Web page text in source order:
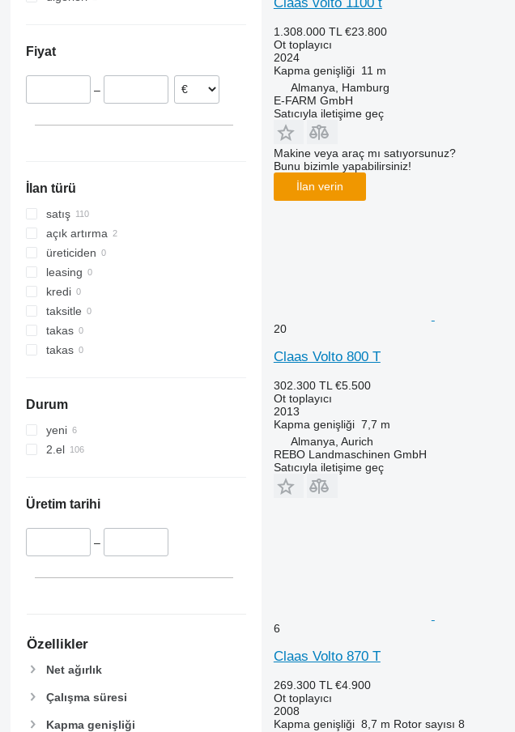
Norveç
Hollanda
Fiyat
–
İlan türü
satış
açık artırma
üreticiden
leasing
kredi
taksitle
takas
takas
Durum
yeni
2.el
Üretim tarihi
–
Özellikler
Net ağırlık
Çalışma süresi
Kapma genişliği
1.308.000 TL €23.800
Ot toplayıcı
2024
Kapma genişliği 11 m
Almanya, Hamburg
E-FARM GmbH
Satıcıyla iletişime geç
Makine veya araç mı satıyorsunuz?
Bunu bizimle yapabilirsiniz!
İlan verin
20
Claas Volto 800 T
302.300 TL €5.500
Ot toplayıcı
2013
Kapma genişliği 7,7 m
Almanya, Aurich
REBO Landmaschinen GmbH
Satıcıyla iletişime geç
6
Claas Volto 870 T
269.300 TL €4.900
Ot toplayıcı
2008
Kapma genişliği 8,7 m Rotor sayısı 8